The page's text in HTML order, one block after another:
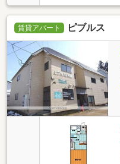
賃貸アパート ピブルス